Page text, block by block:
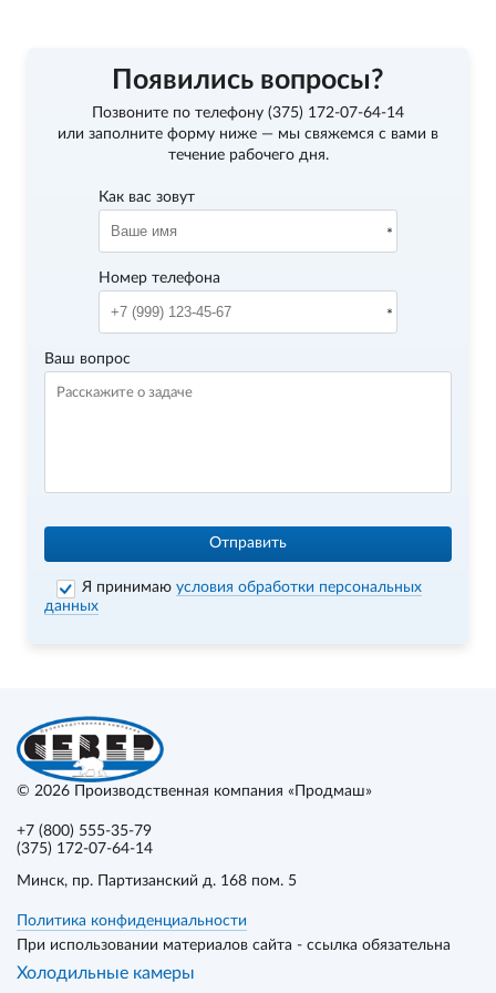
Появились вопросы?
Позвоните по телефону (375) 172-07-64-14
или заполните форму ниже — мы свяжемся с вами в
течение рабочего дня.
Как вас зовут
Номер телефона
Ваш вопрос
Отправить
Я принимаюусловия обработки персональных
данных
© 2026 Производственная компания «Продмаш»
+7 (800) 555-35-79
(375) 172-07-64-14
Минск, пр. Партизанский д. 168 пом. 5
Политика конфиденциальности
При использовании материалов сайта - ссылка обязательна
Холодильные камеры